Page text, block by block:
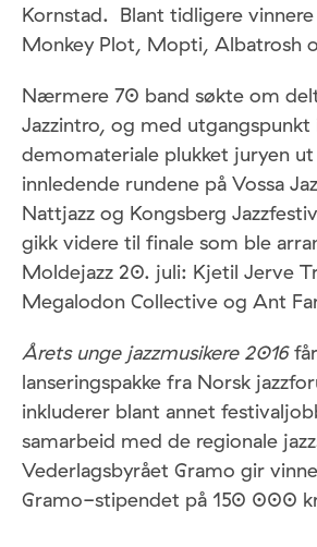
Kornstad. Blant tidligere vinnere
Monkey Plot, Mopti, Albatrosh
Nærmere 70 band søkte om
Jazzintro, og med utgangspunkt
demomateriale plukket juryen
innledende rundene på Vossa
Nattjazz og Kongsberg
gikk videre til finale som ble
Moldejazz 20. juli: Kjetil Jerve
Megalodon Collective og Ant
Årets unge jazzmusikere 2016
lanseringspakke fra Norsk
inkluderer blant annet
samarbeid med de regionale
Vederlagsbyrået Gramo gir
Gramo-stipendet på 150 000